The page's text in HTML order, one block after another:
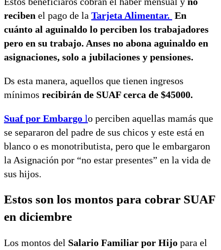
reciben el pago de la Tarjeta Alimentar. En
cuánto al aguinaldo lo perciben los trabajadores
pero en su trabajo. Anses no abona aguinaldo en
asignaciones, solo a jubilaciones y pensiones.
Ds esta manera, aquellos que tienen ingresos
mínimos recibirán de SUAF cerca de $45000.
Suaf por Embargo lo perciben aquellas mamás que
se separaron del padre de sus chicos y este está en
blanco o es monotributista, pero que le embargaron
la Asignación por “no estar presentes” en la vida de
sus hijos.
Estos son los montos para cobrar SUAF
en diciembre
Los montos del Salario Familiar por Hijo para el